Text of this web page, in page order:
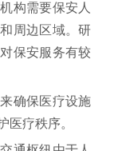
构需要保安人
周边区域。研
保安服务有较
确保医疗设施
医疗秩序。